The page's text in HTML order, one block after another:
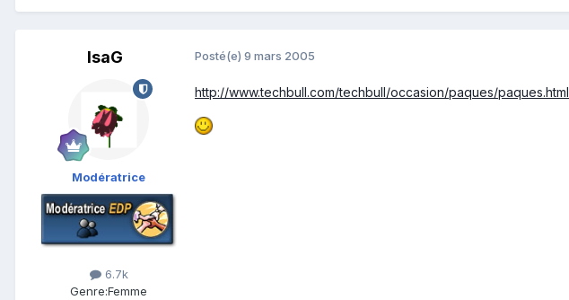
IsaG
Modératrice
6.7k
Genre:Femme
Posté(e) 9 mars 2005
http://www.techbull.com/techbull/occasion/paques/paques.html